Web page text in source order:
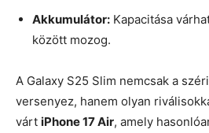
Akkumulátor: Kapacitása
között mozog.
A Galaxy S25 Slim nemcsak a
versenyez, hanem olyan
várt iPhone 17 Air, amely